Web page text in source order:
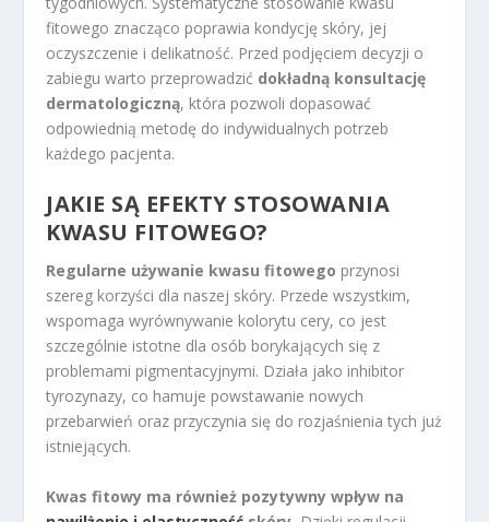
fitowego znacząco poprawia kondycję skóry, jej
oczyszczenie i delikatność. Przed podjęciem decyzji o
zabiegu warto przeprowadzić dokładną konsultację
dermatologiczną, która pozwoli dopasować
odpowiednią metodę do indywidualnych potrzeb
każdego pacjenta.
JAKIE SĄ EFEKTY STOSOWANIA
KWASU FITOWEGO?
Regularne używanie kwasu fitowego przynosi
szereg korzyści dla naszej skóry. Przede wszystkim,
wspomaga wyrównywanie kolorytu cery, co jest
szczególnie istotne dla osób borykających się z
problemami pigmentacyjnymi. Działa jako inhibitor
tyrozynazy, co hamuje powstawanie nowych
przebarwień oraz przyczynia się do rozjaśnienia tych już
istniejących.
Kwas fitowy ma również pozytywny wpływ na